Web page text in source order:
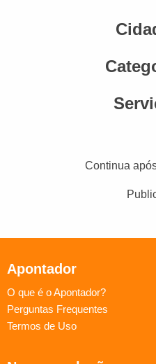
Continua
Apontador
O que é o Apontador?
Perguntas Frequentes
Termos de Uso